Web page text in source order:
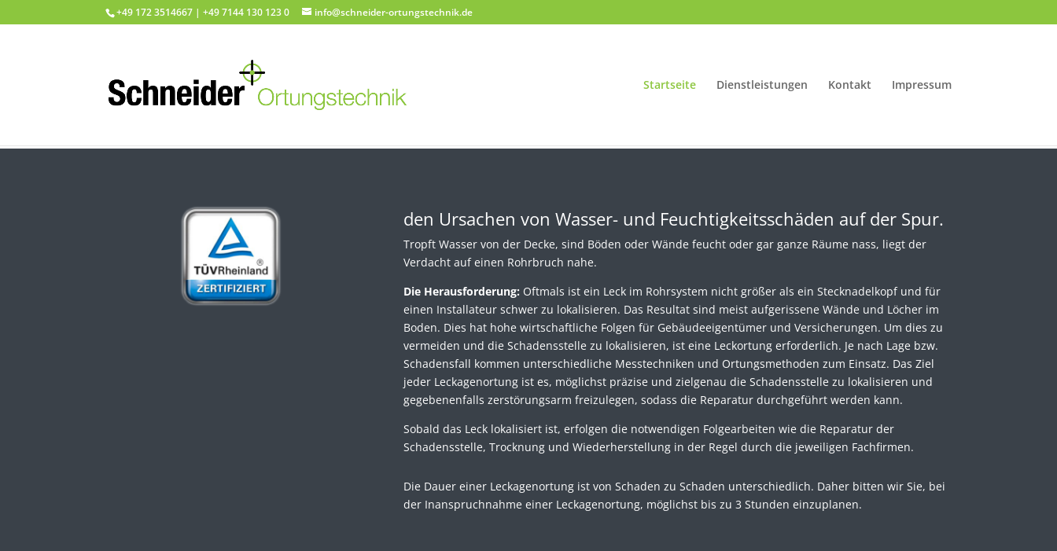
+49 172 3514667 | +49 7144 130 123 0 info@schneider-ortungstechnik.de
Startseite Dienstleistungen Kontakt Impressum
den Ursachen von Wasser- und Feuchtigkeitsschäden auf der Spur.
Tropft Wasser von der Decke, sind Böden oder Wände feucht oder gar ganze Räume nass, liegt der
Verdacht auf einen Rohrbruch nahe.
Die Herausforderung: Oftmals ist ein Leck im Rohrsystem nicht größer als ein Stecknadelkopf und für
einen Installateur schwer zu lokalisieren. Das Resultat sind meist aufgerissene Wände und Löcher im
Boden. Dies hat hohe wirtschaftliche Folgen für Gebäudeeigentümer und Versicherungen. Um dies zu
vermeiden und die Schadensstelle zu lokalisieren, ist eine Leckortung erforderlich. Je nach Lage bzw.
Schadensfall kommen unterschiedliche Messtechniken und Ortungsmethoden zum Einsatz. Das Ziel
jeder Leckagenortung ist es, möglichst präzise und zielgenau die Schadensstelle zu lokalisieren und
gegebenenfalls zerstörungsarm freizulegen, sodass die Reparatur durchgeführt werden kann.
Sobald das Leck lokalisiert ist, erfolgen die notwendigen Folgearbeiten wie die Reparatur der
Schadensstelle, Trocknung und Wiederherstellung in der Regel durch die jeweiligen Fachfirmen.
Die Dauer einer Leckagenortung ist von Schaden zu Schaden unterschiedlich. Daher bitten wir Sie, bei
der Inanspruchnahme einer Leckagenortung, möglichst bis zu 3 Stunden einzuplanen.